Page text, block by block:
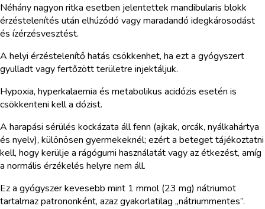
Néhány nagyon ritka esetben jelentettek mandibularis blokk
érzéstelenítés után elhúzódó vagy maradandó idegkárosodást
és ízérzésvesztést.
A helyi érzéstelenítő hatás csökkenhet, ha ezt a gyógyszert
gyulladt vagy fertőzött területre injektáljuk.
Hypoxia, hyperkalaemia és metabolikus acidózis esetén is
csökkenteni kell a dózist.
A harapási sérülés kockázata áll fenn (ajkak, orcák, nyálkahártya
és nyelv), különösen gyermekeknél; ezért a beteget tájékoztatni
kell, hogy kerülje a rágógumi használatát vagy az étkezést, amíg
a normális érzékelés helyre nem áll.
Ez a gyógyszer kevesebb mint 1 mmol (23 mg) nátriumot
tartalmaz patrononként, azaz gyakorlatilag „nátriummentes”.